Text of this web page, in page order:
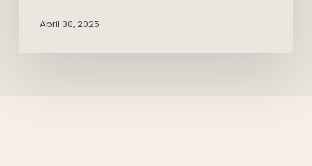
Abril 30, 2025